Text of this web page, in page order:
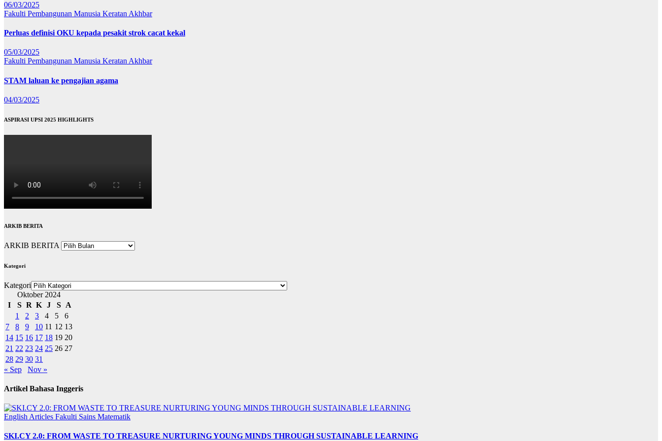
06/03/2025
Fakulti Pembangunan Manusia Keratan Akhbar
Perluas definisi OKU kepada pesakit strok cacat kekal
05/03/2025
Fakulti Pembangunan Manusia Keratan Akhbar
STAM laluan ke pengajian agama
04/03/2025
ASPIRASI UPSI 2025 HIGHLIGHTS
ARKIB BERITA
ARKIB BERITA
Kategori
Kategori
Oktober 2024
I
S R K J S
A
1
2 3 4 5
6
7
8 9 10 11 12 13
14 15 16 17 18 19 20
21 22 23 24 25 26 27
28 29 30 31
« Sep
Nov »
Artikel Bahasa Inggeris
English Articles Fakulti Sains Matematik
SKI.CY 2.0: FROM WASTE TO TREASURE NURTURING YOUNG MINDS THROUGH SUSTAINABLE LEARNING